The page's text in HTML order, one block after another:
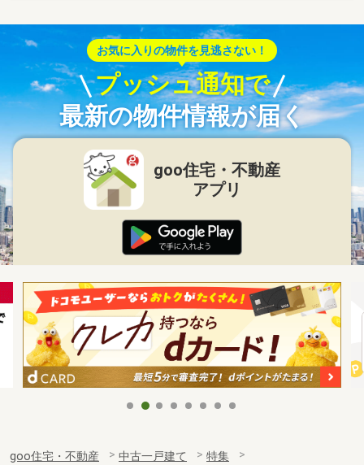
お気に入りの物件を見逃さない！
プッシュ通知で
最新の物件情報が届く
goo住宅・不動産
アプリ
goo住宅・不動産 中古一戸建て
特集